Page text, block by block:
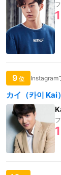
9 位 Instagram
カイ（카이 Kai）